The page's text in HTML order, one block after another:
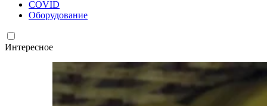
COVID
Оборудование
Интересное